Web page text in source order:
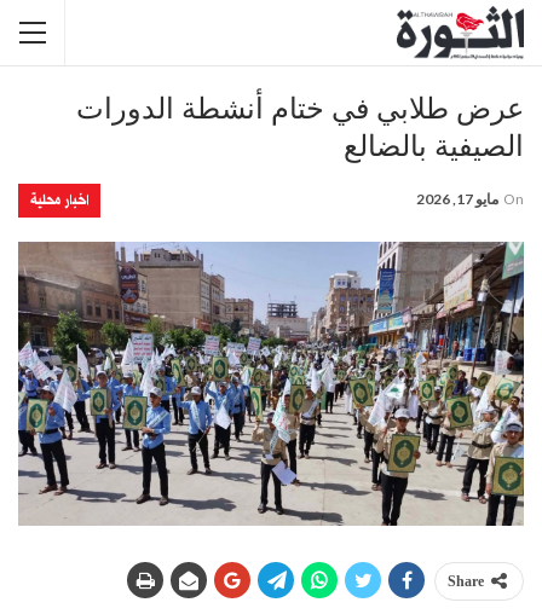
عرض طلابي في ختام أنشطة الدورات
الصيفية بالضالع
اخبار محلية On مايو 17, 2026
Share